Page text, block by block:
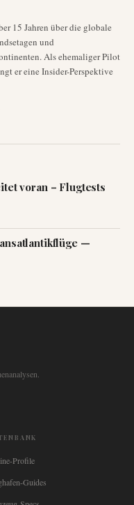
15 Jahren über die globale
und
Als ehemaliger Pilot
er eine Insider-Perspektive
voran – Flugtests
—
Profile
Guides